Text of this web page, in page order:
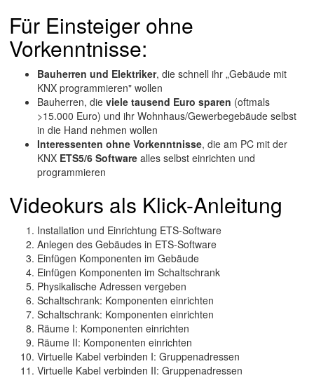
Für Einsteiger ohne
Vorkenntnisse:
Bauherren und Elektriker, die schnell ihr „Gebäude mit
KNX programmieren" wollen
Bauherren, die viele tausend Euro sparen (oftmals
>15.000 Euro) und ihr Wohnhaus/Gewerbegebäude selbst
in die Hand nehmen wollen
Interessenten ohne Vorkenntnisse, die am PC mit der
KNX ETS5/6 Software alles selbst einrichten und
programmieren
Videokurs als Klick-Anleitung
Installation und Einrichtung ETS-Software
Anlegen des Gebäudes in ETS-Software
Einfügen Komponenten im Gebäude
Einfügen Komponenten im Schaltschrank
Physikalische Adressen vergeben
Schaltschrank: Komponenten einrichten
Schaltschrank: Komponenten einrichten
Räume I: Komponenten einrichten
Räume II: Komponenten einrichten
Virtuelle Kabel verbinden I: Gruppenadressen
Virtuelle Kabel verbinden II: Gruppenadressen